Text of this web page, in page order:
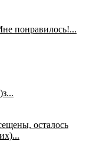
понравилось!...
осталось